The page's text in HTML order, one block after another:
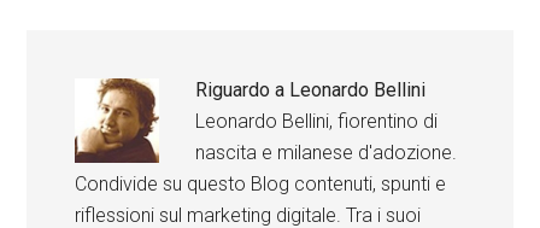
Riguardo a Leonardo Bellini
Leonardo Bellini, fiorentino di
nascita e milanese d'adozione.
Condivide su questo Blog contenuti, spunti e
riflessioni sul marketing digitale. Tra i suoi